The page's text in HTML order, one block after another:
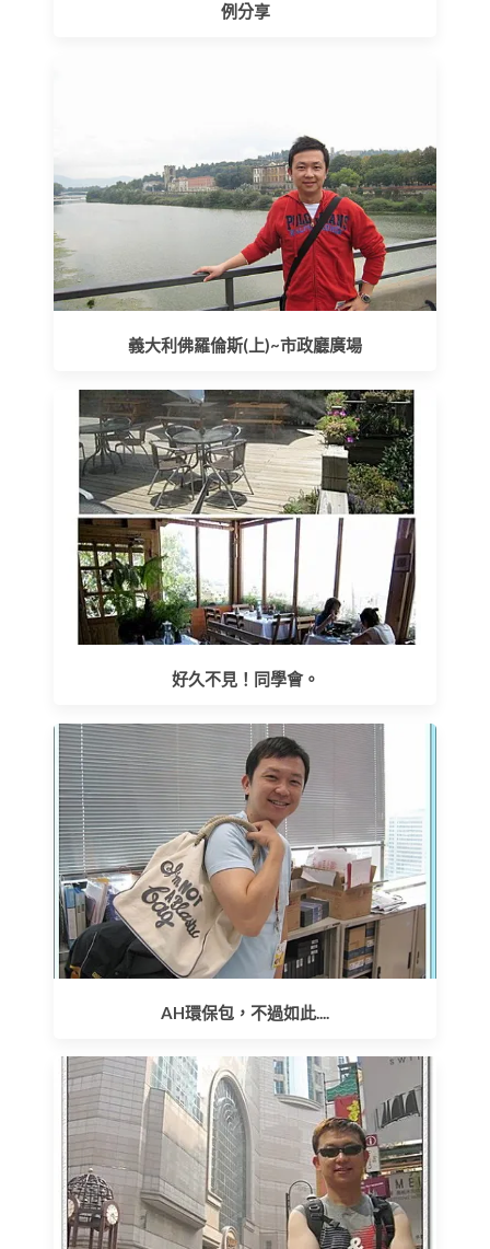
例分享
義大利佛羅倫斯(上)~市政廳廣場
好久不見！同學會。
AH環保包，不過如此....